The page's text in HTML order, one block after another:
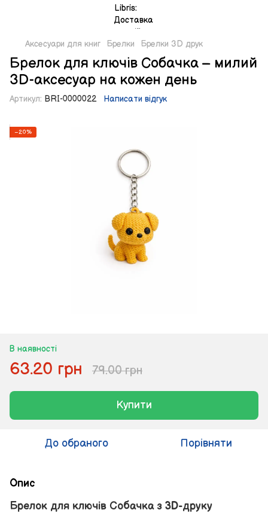
Аксесуари для книг Брелки Брелки 3D друк
Брелок для ключів Собачка – милий
3D-аксесуар на кожен день
Артикул: BRI-0000022 Написати відгук
−20%
В наявності
63.20 грн 79.00 грн
Купити
До обраного Порівняти
Опис
Брелок для ключів Собачка з 3D-друку